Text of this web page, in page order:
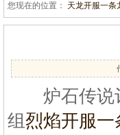
您现在的位置： 天龙开服一条
炉石传说评
组 烈焰开服一